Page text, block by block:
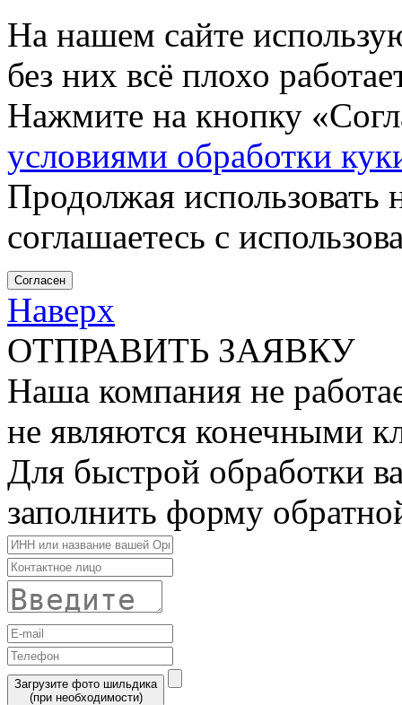
На нашем сайте
без них всё плохо
Нажмите на кнопку
условиями обработки
Продолжая использовать
соглашаетесь с
Согласен
Наверх
ОТПРАВИТЬ ЗАЯВКУ
Наша компания не
не являются конечными
Для быстрой обработки
заполнить форму
Загрузите фото шильдика
(при необходимости)